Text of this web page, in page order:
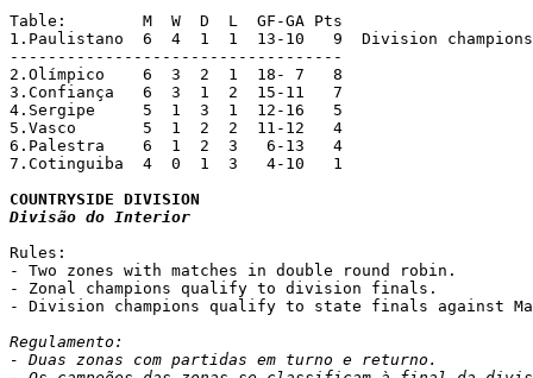
Table:        M  W  D  L  GF-GA Pts
1.Paulistano  6  4  1  1  13-10   9  Division
-----------------------------------
2.Olímpico    6  3  2  1  18- 7   8
3.Confiança   6  3  1  2  15-11   7
4.Sergipe     5  1  3  1  12-16   5
5.Vasco       5  1  2  2  11-12   4
6.Palestra    6  1  2  3   6-13   4
7.Cotinguiba  4  0  1  3   4-10   1
Divisão do Interior
Rules:
- Two zones with matches in double round robin.
- Zonal champions qualify to division finals.
- Division champions qualify to state finals against
Regulamento:
- Duas zonas com partidas em turno e returno.